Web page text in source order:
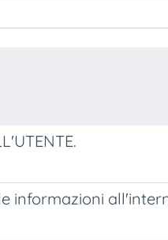
informazioni